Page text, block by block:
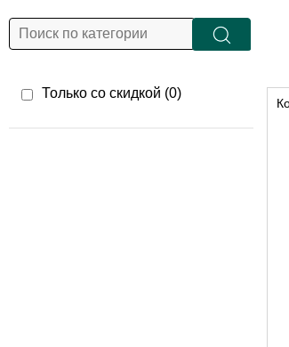
Только со скидкой (0)